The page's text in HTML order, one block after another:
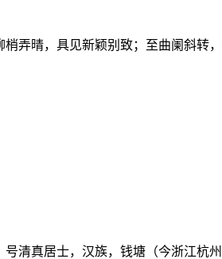
弄晴，具见新颖别致；至曲阑斜转
清真居士，汉族，钱塘（今浙江